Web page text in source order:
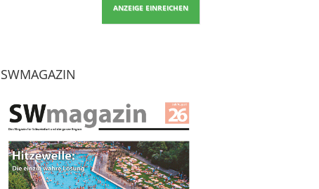
ANZEIGE EINREICHEN
SWMAGAZIN